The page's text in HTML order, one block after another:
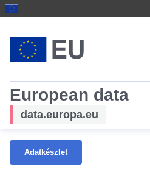
European data
data.europa.eu
Adatkészlet